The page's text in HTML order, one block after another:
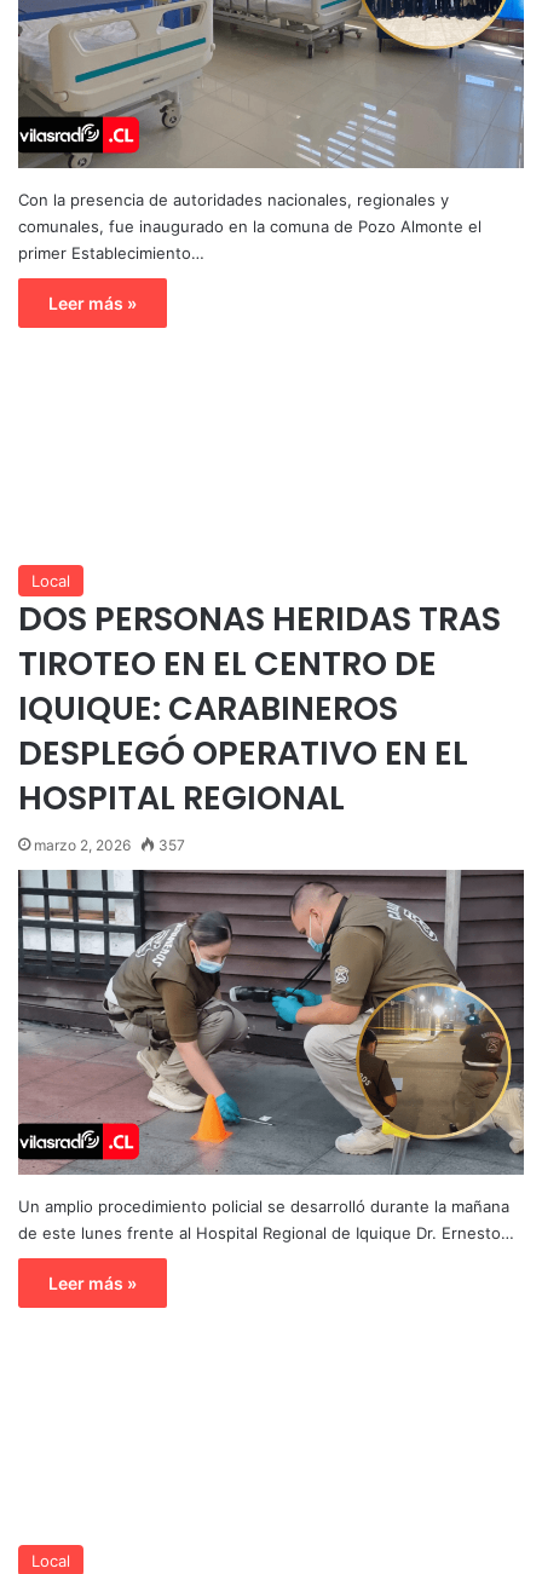
Con la presencia de autoridades nacionales, regionales y
comunales, fue inaugurado en la comuna de Pozo Almonte el
primer Establecimiento…
Leer más »
Local
DOS PERSONAS HERIDAS TRAS
TIROTEO EN EL CENTRO DE
IQUIQUE: CARABINEROS
DESPLEGÓ OPERATIVO EN EL
HOSPITAL REGIONAL
marzo 2, 2026 357
Un amplio procedimiento policial se desarrolló durante la mañana
de este lunes frente al Hospital Regional de Iquique Dr. Ernesto…
Leer más »
Local